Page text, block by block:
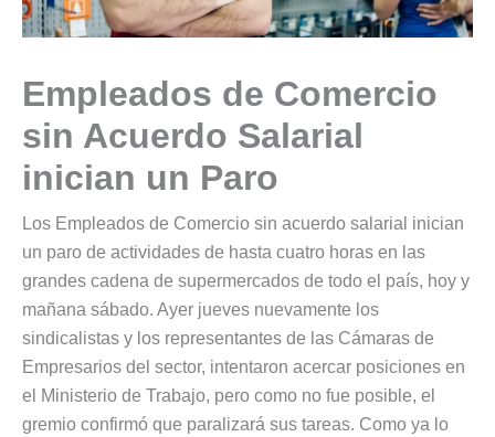
Empleados de Comercio
sin Acuerdo Salarial
inician un Paro
Los Empleados de Comercio sin acuerdo salarial inician
un paro de actividades de hasta cuatro horas en las
grandes cadena de supermercados de todo el país, hoy y
mañana sábado. Ayer jueves nuevamente los
sindicalistas y los representantes de las Cámaras de
Empresarios del sector, intentaron acercar posiciones en
el Ministerio de Trabajo, pero como no fue posible, el
gremio confirmó que paralizará sus tareas. Como ya lo